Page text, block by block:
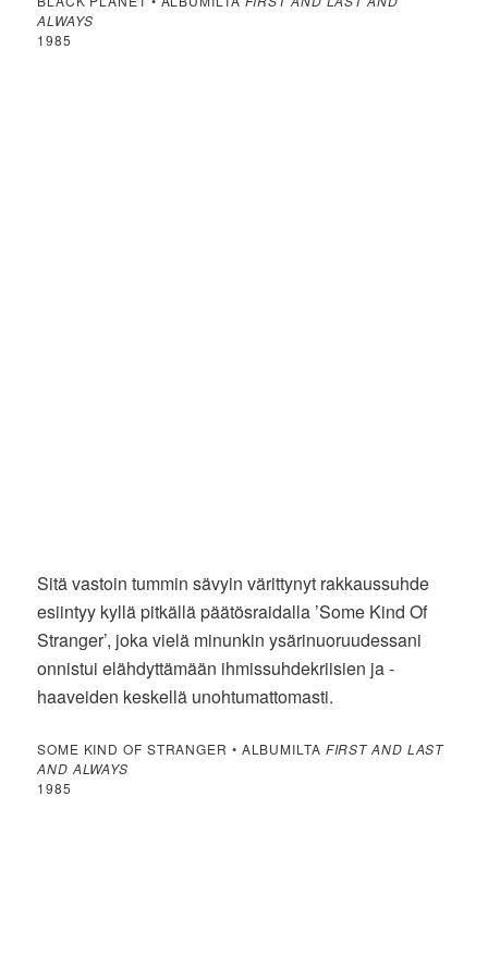
ALWAYS
1985
Sitä vastoin tummin sävyin värittynyt rakkaussuhde
esiintyy kyllä pitkällä päätösraidalla ’Some Kind Of
Stranger’, joka vielä minunkin ysärinuoruudessani
onnistui elähdyttämään ihmissuhdekriisien ja -
haaveiden keskellä unohtumattomasti.
SOME KIND OF STRANGER • ALBUMILTA FIRST AND LAST
AND ALWAYS
1985